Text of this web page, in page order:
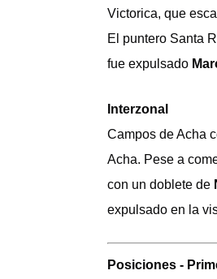
Victorica, que
El puntero Santa
fue expulsado
Interzonal
Campos de Acha
Acha. Pese a
con un doblete de
expulsado en la
Posiciones -